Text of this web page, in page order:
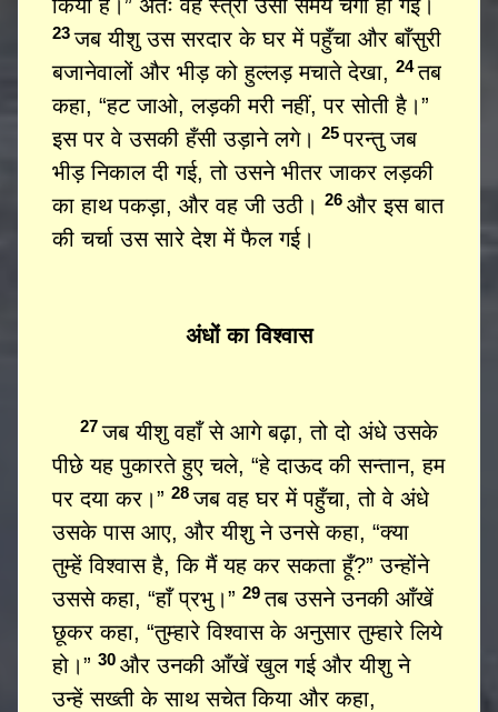
किया है।” अतः वह स्त्री उसी समय चंगी हो गई।
23जब यीशु उस सरदार के घर में पहुँचा और बाँसुरी
बजानेवालों और भीड़ को हुल्लड़ मचाते देखा,24तब
कहा, “हट जाओ, लड़की मरी नहीं, पर सोती है।”
इस पर वे उसकी हँसी उड़ाने लगे।25परन्तु जब
भीड़ निकाल दी गई, तो उसने भीतर जाकर लड़की
का हाथ पकड़ा, और वह जी उठी।26 और इस बात
की चर्चा उस सारे देश में फैल गई।
अंधों का विश्वास
27जब यीशु वहाँ से आगे बढ़ा, तो दो अंधे उसके
पीछे यह पुकारते हुए चले, “हे दाऊद की सन्तान, हम
पर दया कर।”28जब वह घर में पहुँचा, तो वे अंधे
उसके पास आए, और यीशु ने उनसे कहा, “क्या
तुम्हें विश्वास है, कि मैं यह कर सकता हूँ?” उन्होंने
उससे कहा, “हाँ प्रभु।”29तब उसने उनकी आँखें
छूकर कहा, “तुम्हारे विश्वास के अनुसार तुम्हारे लिये
हो।”30 और उनकी आँखें खुल गई और यीशु ने
उन्हें सख्‍ती के साथ सचेत किया और कहा,